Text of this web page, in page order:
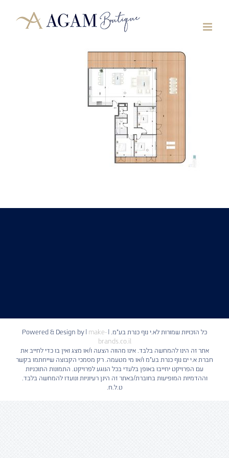
כל הזכויות שמורות לא.י נוף כנרת בע"מ. | Powered & Design by | make-
brands.co.il
אתר זה הינו להמחשה בלבד. אינו מהווה הצעה ו/או מצג ואין בו כדי לחייב את
חברת א.י ים נוף כנרת בע"מ ו/או מי מטעמה. רק מסמכי הקבוצה שייחתמו בקשר
עם הפרויקט יחייבו באופן בלעדי בכל הנוגע לפרויקט. התמונות התוכניות
וההדמיות המופיעות בחוברת/באתר זה הינן רעיוניות ונועדו להמחשה בלבד.
ט.ל.ח.